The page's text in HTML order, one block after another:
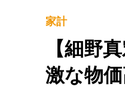
家計
【細野
激な物